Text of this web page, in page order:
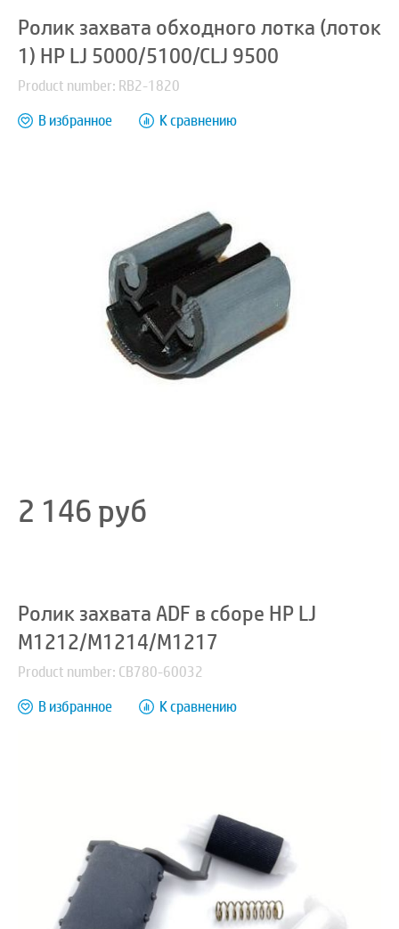
Ролик захвата обходного лотка (лоток
1) HP LJ 5000/5100/CLJ 9500
Product number: RB2-1820
В избранное
К сравнению
2 146руб
Ролик захвата ADF в сборе HP LJ
M1212/M1214/M1217
Product number: CB780-60032
В избранное
К сравнению